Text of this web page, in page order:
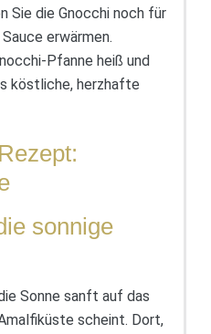
Sie die Gnocchi noch für
erwärmen.
Pfanne heiß und
köstliche, herzhafte
sonnige
Sonne sanft auf das
scheint. Dort,